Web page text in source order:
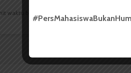
waktu baca